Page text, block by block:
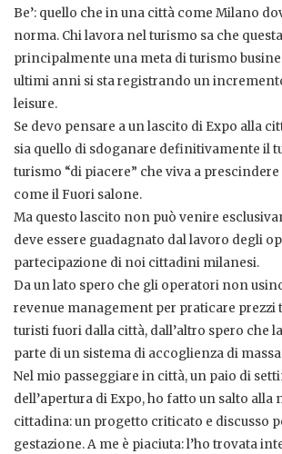
Be’: quello che in una città come Milano
norma. Chi lavora nel turismo sa che
principalmente una meta di turismo
ultimi anni si sta registrando un
leisure.
Se devo pensare a un lascito di Expo alla
sia quello di sdoganare definitivamente il
turismo “di piacere” che viva a
come il Fuori salone.
Ma questo lascito non può venire
deve essere guadagnato dal lavoro degli
partecipazione di noi cittadini milanesi.
Da un lato spero che gli operatori non
revenue management per praticare prezzi
turisti fuori dalla città, dall’altro spero che
parte di un sistema di accoglienza di
Nel mio passeggiare in città, un paio di
dell’apertura di Expo, ho fatto un salto alla
cittadina: un progetto criticato e discusso
gestazione. A me è piaciuta: l’ho trovata